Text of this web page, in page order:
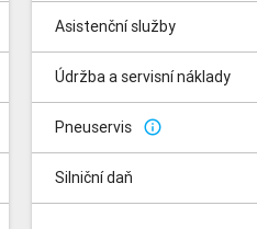
Asistenční služby
Údržba a servisní náklady
Pneuservis info_outline
Silniční daň